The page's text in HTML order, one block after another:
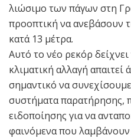
λιώσιμο των πάγων στη
προοπτική να ανεβάσουν
κατά 13 μέτρα.
Αυτό το νέο ρεκόρ
κλιματική αλλαγή απαιτεί
σημαντικό να
συστήματα παρατήρησης,
ειδοποίησης για να
φαινόμενα που